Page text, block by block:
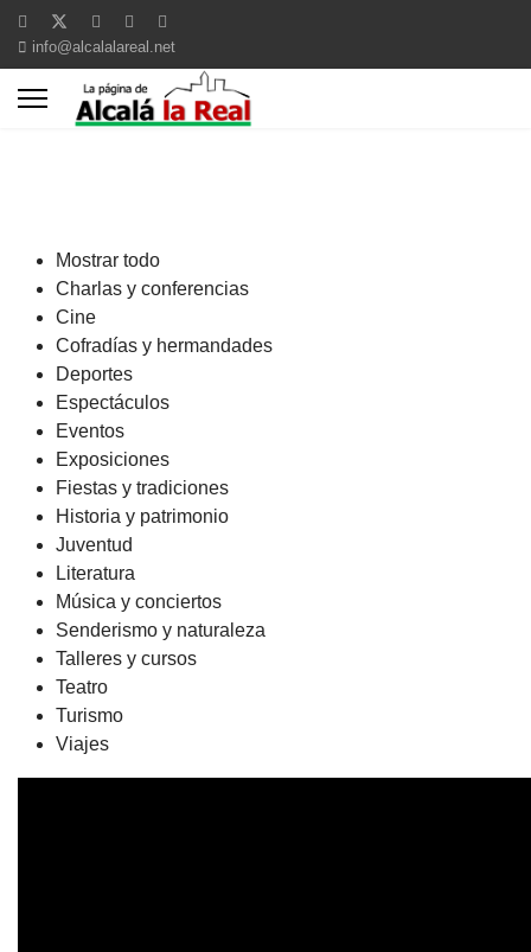
info@alcalalareal.net
Mostrar todo
Charlas y conferencias
Cine
Cofradías y hermandades
Deportes
Espectáculos
Eventos
Exposiciones
Fiestas y tradiciones
Historia y patrimonio
Juventud
Literatura
Música y conciertos
Senderismo y naturaleza
Talleres y cursos
Teatro
Turismo
Viajes